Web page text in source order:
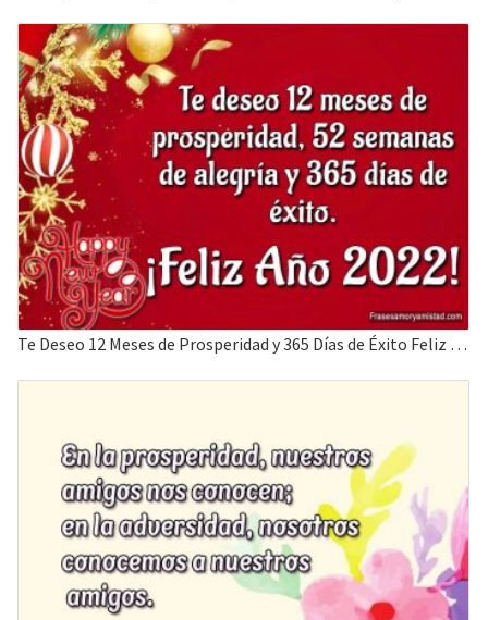
Te Deseo 12 Meses de Prosperidad y 365 Días de Éxito Feliz Año Nuevo 2022